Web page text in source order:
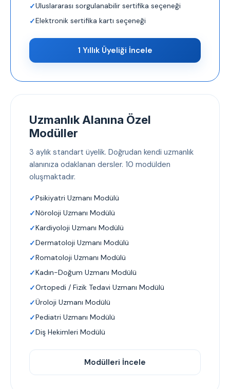
Uluslararası sorgulanabilir sertifika seçeneği
Elektronik sertifika kartı seçeneği
1 Yıllık Üyeliği İncele
Uzmanlık Alanına Özel
Modüller
3 aylık standart üyelik. Doğrudan kendi uzmanlık
alanınıza odaklanan dersler. 10 modülden
oluşmaktadır.
Psikiyatri Uzmanı Modülü
Nöroloji Uzmanı Modülü
Kardiyoloji Uzmanı Modülü
Dermatoloji Uzmanı Modülü
Romatoloji Uzmanı Modülü
Kadın-Doğum Uzmanı Modülü
Ortopedi / Fizik Tedavi Uzmanı Modülü
Üroloji Uzmanı Modülü
Pediatri Uzmanı Modülü
Diş Hekimleri Modülü
Modülleri İncele